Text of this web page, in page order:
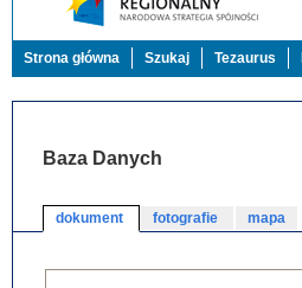
Strona główna Szukaj Tezaurus
Baza Danych
dokument fotografie mapa